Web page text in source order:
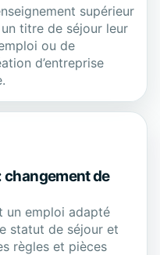
supérieur
titre de séjour leur
ou de
d’entreprise
changement de
un emploi adapté
statut de séjour et
règles et pièces